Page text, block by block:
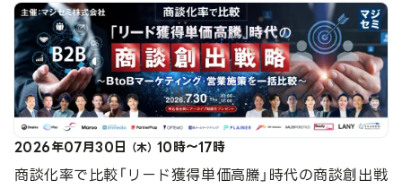
2026年07月30日 （木） 10時～17時
商談化率で比較「リード獲得単価高騰」時代の商談創出戦